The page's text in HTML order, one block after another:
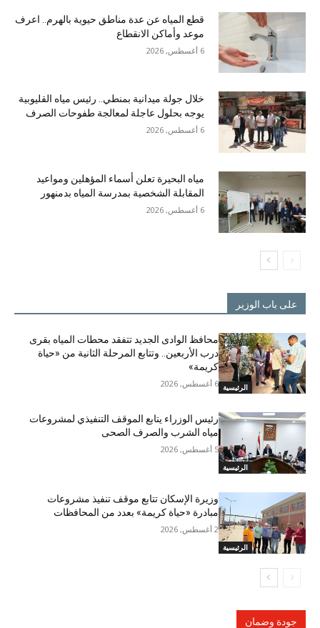
قطع المياه عن عدة مناطق حيوية بالهرم.. اعرف
موعد وأماكن الانقطاع
6 أغسطس, 2026
خلال جولة ميدانية بمنطي.. رئيس مياه القليوبية
يوجه بحلول عاجلة لمعالجة طفوحات الصرف
6 أغسطس, 2026
مياه البحيرة تعلن أسماء المؤهلين ومواعيد
المقابلة الشخصية بمدرسة المياه بدمنهور
6 أغسطس, 2026
على باب الوزير
الرئيسية
محافظ الوادى الجديد تتفقد محطات المياه بقرى
درب الأربعين.. وتتابع المرحلة الثانية من «حياة
كريمة»
6 أغسطس, 2026
الرئيسية
رئيس الوزراء يتابع الموقف التنفيذي لمشروعات
مياه الشرب والصرف الصحى
5 أغسطس, 2026
الرئيسية
وزيرة الإسكان تتابع موقف تنفيذ مشروعات
مبادرة «حياة كريمة» بعدد من المحافظات
2 أغسطس, 2026
جودة وضمان